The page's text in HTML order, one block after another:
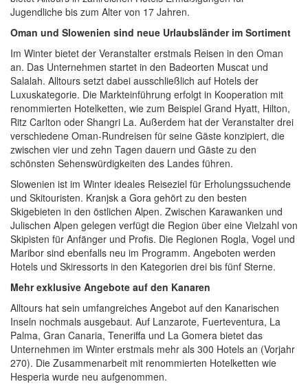
Jugendliche bis zum Alter von 17 Jahren.
Oman und Slowenien sind neue Urlaubsländer im Sortiment
Im Winter bietet der Veranstalter erstmals Reisen in den Oman
an. Das Unternehmen startet in den Badeorten Muscat und
Salalah. Alltours setzt dabei ausschließlich auf Hotels der
Luxuskategorie. Die Markteinführung erfolgt in Kooperation mit
renommierten Hotelketten, wie zum Beispiel Grand Hyatt, Hilton,
Ritz Carlton oder Shangri La. Außerdem hat der Veranstalter drei
verschiedene Oman-Rundreisen für seine Gäste konzipiert, die
zwischen vier und zehn Tagen dauern und Gäste zu den
schönsten Sehenswürdigkeiten des Landes führen.
Slowenien ist im Winter ideales Reiseziel für Erholungssuchende
und Skitouristen. Kranjsk a Gora gehört zu den besten
Skigebieten in den östlichen Alpen. Zwischen Karawanken und
Julischen Alpen gelegen verfügt die Region über eine Vielzahl von
Skipisten für Anfänger und Profis. Die Regionen Rogla, Vogel und
Maribor sind ebenfalls neu im Programm. Angeboten werden
Hotels und Skiressorts in den Kategorien drei bis fünf Sterne.
Mehr exklusive Angebote auf den Kanaren
Alltours hat sein umfangreiches Angebot auf den Kanarischen
Inseln nochmals ausgebaut. Auf Lanzarote, Fuerteventura, La
Palma, Gran Canaria, Teneriffa und La Gomera bietet das
Unternehmen im Winter erstmals mehr als 300 Hotels an (Vorjahr
270). Die Zusammenarbeit mit renommierten Hotelketten wie
Hesperia wurde neu aufgenommen.